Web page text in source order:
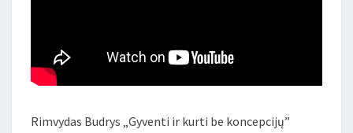
Rimvydas Budrys „Gyventi ir kurti be koncepcijų”